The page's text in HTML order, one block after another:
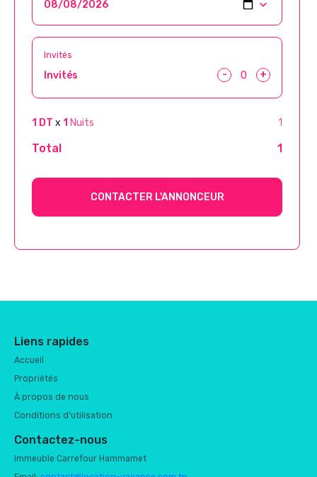
Invités
Invités - +
1 DT x 1 Nuits 1
Total 1
CONTACTER L'ANNONCEUR
Liens rapides
Accueil
Propriétés
À propos de nous
Conditions d'utilisation
Contactez-nous
Immeuble Carrefour Hammamet